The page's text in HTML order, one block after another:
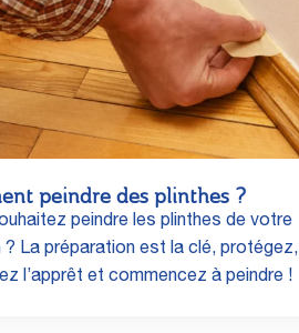
peindre des plinthes ?
peindre les plinthes de votre
? La préparation est la clé, protégez,
l’apprêt et commencez à peindre !